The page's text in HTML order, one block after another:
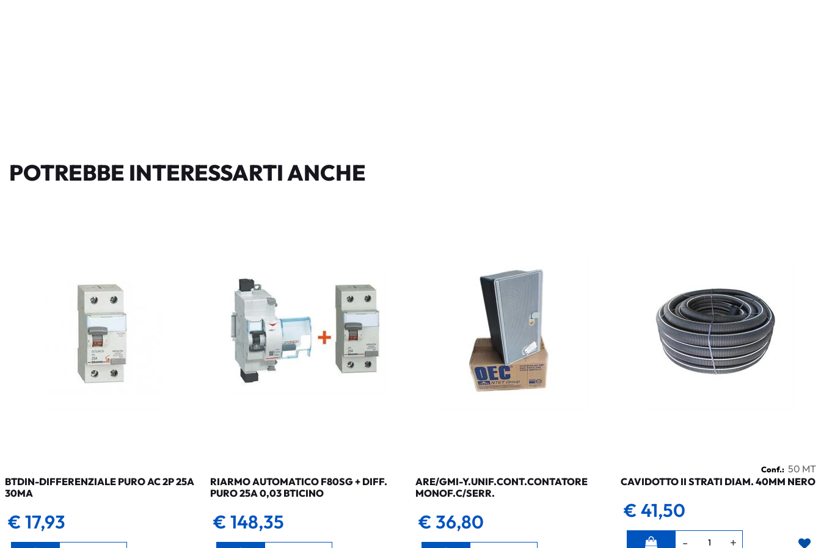
POTREBBE INTERESSARTI ANCHE
BTDIN-DIFFERENZIALE PURO AC 2P 25A
30MA
€ 17,93
RIARMO AUTOMATICO F80SG + DIFF.
PURO 25A 0,03 BTICINO
€ 148,35
ARE/GMI-Y.UNIF.CONT.CONTATORE
MONOF.C/SERR.
€ 36,80
Conf.: 50 MT
CAVIDOTTO II STRATI DIAM. 40MM NERO
€ 41,50
Quantità